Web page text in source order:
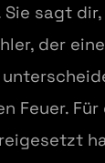
sagt
der
Feuer.